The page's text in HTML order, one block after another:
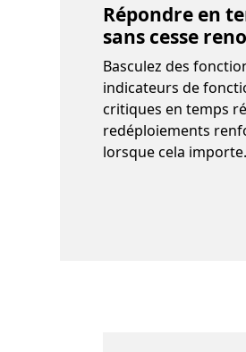
Répondre en
sans cesse
Basculez des
indicateurs de
critiques en temps
redéploiements
lorsque cela importe.